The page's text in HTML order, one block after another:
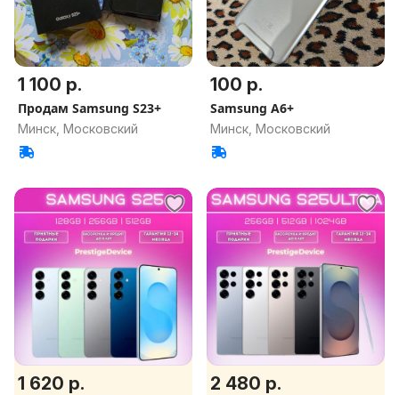
1 100 р.
Продам Samsung S23+
Минск, Московский
100 р.
Samsung A6+
Минск, Московский
1 620 р. 2 480 р.